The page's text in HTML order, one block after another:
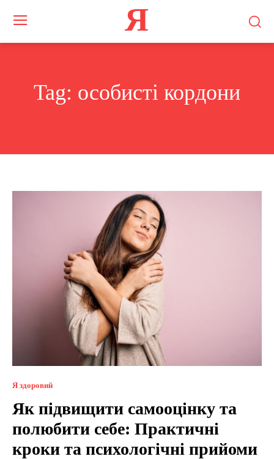
Я
Tag: особисті кордони
Я здоровий
Як підвищити самооцінку та
полюбити себе: Практичні
кроки та психологічні прийоми